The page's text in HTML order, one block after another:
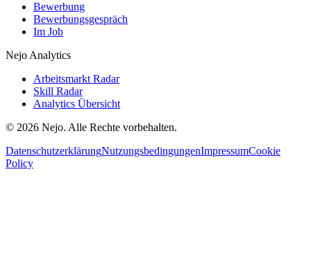
Bewerbung
Bewerbungsgespräch
Im Job
Nejo Analytics
Arbeitsmarkt Radar
Skill Radar
Analytics Übersicht
© 2026 Nejo. Alle Rechte vorbehalten.
DatenschutzerklärungNutzungsbedingungenImpressumCookie
Policy